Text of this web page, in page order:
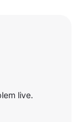
live.